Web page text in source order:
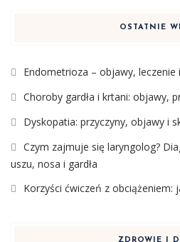
OSTATNIE
Endometrioza – objawy,
Choroby gardła i krtani: objawy,
Dyskopatia: przyczyny, objawy i
Czym zajmuje się laryngolog?
uszu, nosa i gardła
Korzyści ćwiczeń z obciążeniem:
ZDROWIE I